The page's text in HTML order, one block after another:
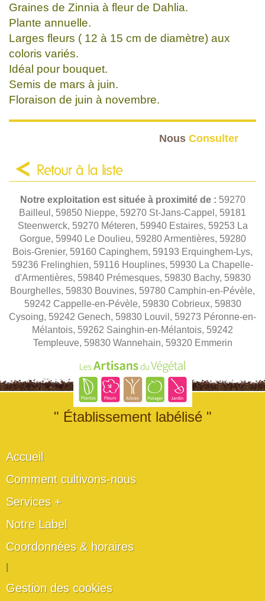
Graines de Zinnia à fleur de Dahlia.
Plante annuelle.
Larges fleurs ( 12 à 15 cm de diamètre) aux
coloris variés.
Idéal pour bouquet.
Semis de mars à juin.
Floraison de juin à novembre.
Nous Consulter
Retour à la liste
Notre exploitation est située à proximité de : 59270
Bailleul, 59850 Nieppe, 59270 St-Jans-Cappel, 59181
Steenwerck, 59270 Méteren, 59940 Estaires, 59253 La
Gorgue, 59940 Le Doulieu, 59280 Armentières, 59280
Bois-Grenier, 59160 Capinghem, 59193 Erquinghem-Lys,
59236 Frelinghien, 59116 Houplines, 59930 La Chapelle-
d'Armentières, 59840 Prémesques, 59830 Bachy, 59830
Bourghelles, 59830 Bouvines, 59780 Camphin-en-Pévèle,
59242 Cappelle-en-Pévèle, 59830 Cobrieux, 59830
Cysoing, 59242 Genech, 59830 Louvil, 59273 Péronne-en-
Mélantois, 59262 Sainghin-en-Mélantois, 59242
Templeuve, 59830 Wannehain, 59320 Emmerin
" Établissement labélisé "
Accueil
Comment cultivons-nous
Services +
Notre Label
Coordonnées & horaires
Gestion des cookies